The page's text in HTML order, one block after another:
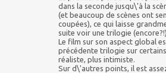
dans la seconde jusqu\'à la
(et beaucoup de scènes ont
coupées), ce qui laisse
suite voir une trilogie
Le film sur son aspect global
précédente trilogie sur
réaliste, plus intimiste.
Sur d\'autres points, il est